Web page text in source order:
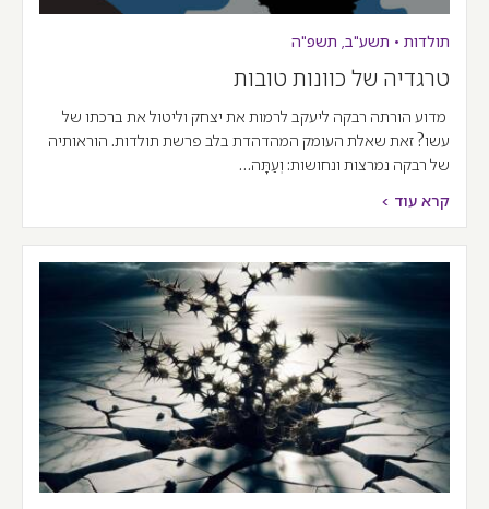
תולדות • תשע"ב, תשפ"ה
טרגדיה של כוונות טובות
מדוע הורתה רבקה ליעקב לרמות את יצחק וליטול את ברכתו של
עשו? זאת שאלת העומק המהדהדת בלב פרשת תולדות. הוראותיה
של רבקה נמרצות ונחושות: וְעַתָּה…
קרא עוד >